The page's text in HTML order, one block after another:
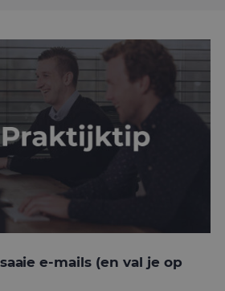
e-mails (en val je op